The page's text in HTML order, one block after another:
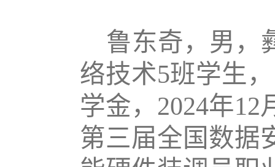
鲁东奇，男，
络技术5班学生
学金，2024年
第三届全国数据